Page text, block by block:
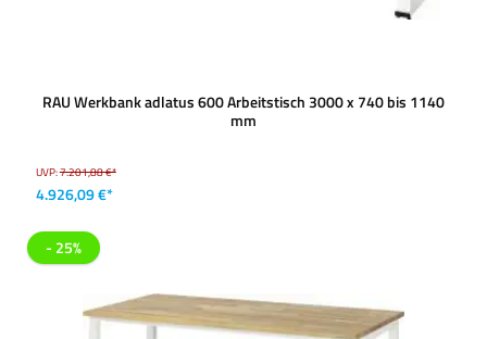
RAU Werkbank adlatus 600 Arbeitstisch 3000 x 740 bis 1140
mm
UVP:7.201,88 €*
4.926,09 €*
- 25%